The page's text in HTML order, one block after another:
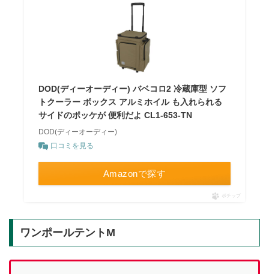
DOD(ディーオーディー) バベコロ2 冷蔵庫型 ソフ
トクーラー ボックス アルミホイル も入れられる
サイドのポッケが 便利だよ CL1-653-TN
DOD(ディーオーディー)
口コミを見る
Amazonで探す
ポチップ
ワンポールテントM